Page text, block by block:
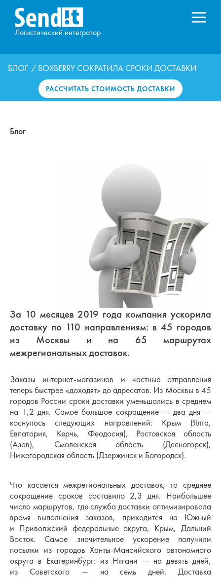
Логистический интегратор
БЛОГ / BOXBERRY СОКРАТИЛА СРОКИ ДОСТАВКИ
РАССЧИТАТЬ СТОИМОСТЬ ДОСТАВКИ
Блог
За 10 месяцев 2019 года компания ускорила
доставку по 110 направлениям: в 45 городов
из Москвы и на 65 маршрутах
межрегиональных доставок.
Заказы интернет-магазинов и частные отправления
теперь быстрее «доходят» до адресатов. Из Москвы в 45
городов России сроки доставки уменьшались в среднем
на 1,2 дня. Самое большое сокращение — два дня —
коснулось следующих направлений: Крым (Ялта,
Евпатория, Керчь, Феодосия), Ростовская область
(Азов), Смоленская область (Десногорск),
Нижегородская область (Дзержинск и Богородск).
Что касается межрегиональных доставок, то среднее
сокращение сроков составило 2,3 дня. Наибольшее
число маршрутов, где служба доставки оптимизировала
время выполнения заказов, приходится на Южный
и Приволжский федеральные округа, Крым, Дальний
Восток. Самое значительное ускорение получили
посылки из городов Ханты-Мансийского автономного
округа в Екатеринбург: из Нягани — на девять дней,
из Советского — на семь дней. Доставка